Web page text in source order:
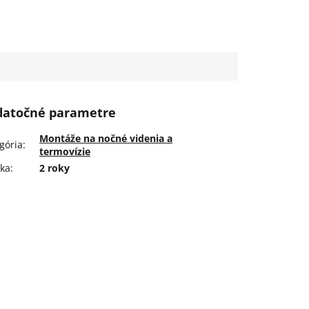
parametre
:
Montáže na nočné videnia a
termovízie
: 2 roky